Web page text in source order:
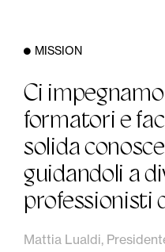
MISSION
Ci
formatori e
solida
guidandoli a
professionisti
Mattia Lualdi,